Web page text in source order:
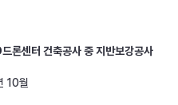
론센터 건축공사 중 지반보강공사
10월